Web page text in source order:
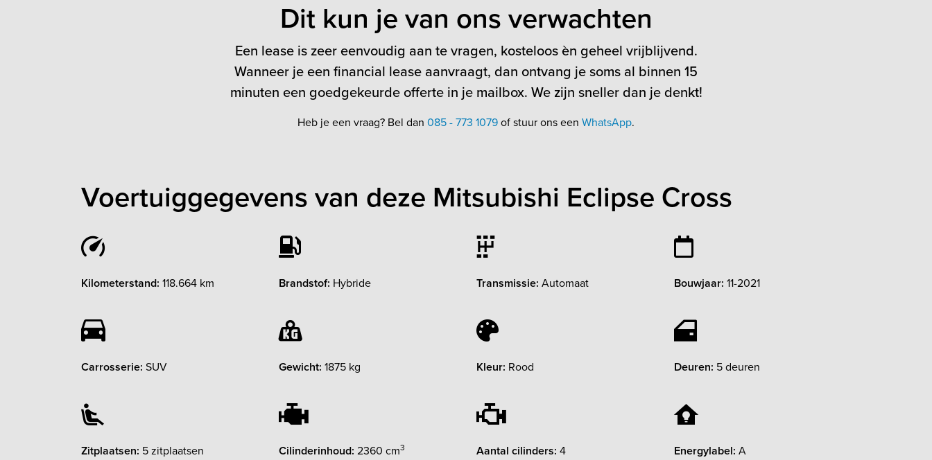
Dit kun je van ons verwachten
Een lease is zeer eenvoudig aan te vragen, kosteloos èn geheel vrijblijvend.
Wanneer je een financial lease aanvraagt, dan ontvang je soms al binnen 15
minuten een goedgekeurde offerte in je mailbox. We zijn sneller dan je denkt!
Heb je een vraag? Bel dan 085 - 773 1079of stuur ons een WhatsApp.
Voertuiggegevens van deze Mitsubishi Eclipse Cross
Kilometerstand: 118.664 km Brandstof: Hybride Transmissie: Automaat Bouwjaar: 11-2021
Carrosserie: SUV Gewicht: 1875 kg Kleur: Rood Deuren: 5 deuren
Zitplaatsen: 5 zitplaatsen Cilinderinhoud: 2360 cm3 Aantal cilinders: 4 Energylabel: A